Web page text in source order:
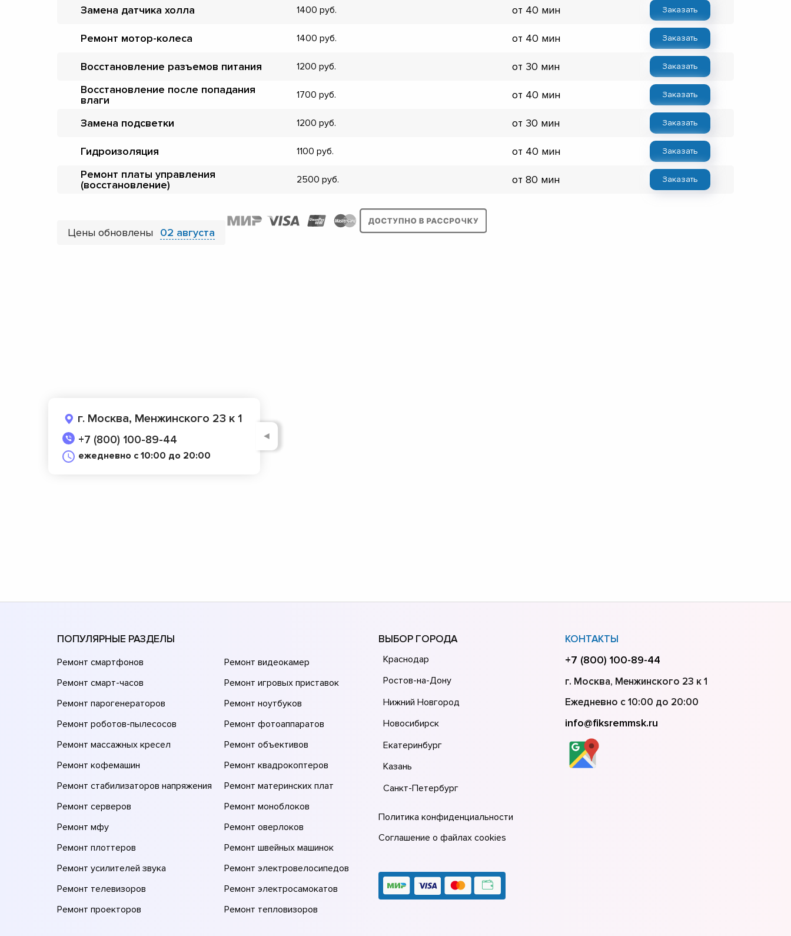
Замена датчика холла 1400 от 40 мин Заказать
Ремонт мотор-колеса 1400 от 40 мин Заказать
Восстановление разъемов питания 1200 от 30 мин Заказать
Восстановление после попадания
влаги
1700 от 40 мин Заказать
Замена подсветки 1200 от 30 мин Заказать
Гидроизоляция 1100 от 40 мин Заказать
Ремонт платы управления
(восстановление)
2500 от 80 мин Заказать
Цены обновлены 02 августа
г. Москва, Менжинского 23 к 1
+7 (800) 100-89-44
ежедневно с 10:00 до 20:00
◄
ПОПУЛЯРНЫЕ РАЗДЕЛЫ
Ремонт смартфонов
Ремонт смарт-часов
Ремонт парогенераторов
Ремонт роботов-пылесосов
Ремонт массажных кресел
Ремонт кофемашин
Ремонт стабилизаторов напряжения
Ремонт серверов
Ремонт мфу
Ремонт плоттеров
Ремонт усилителей звука
Ремонт телевизоров
Ремонт проекторов
Ремонт видеокамер
Ремонт игровых приставок
Ремонт ноутбуков
Ремонт фотоаппаратов
Ремонт объективов
Ремонт квадрокоптеров
Ремонт материнских плат
Ремонт моноблоков
Ремонт оверлоков
Ремонт швейных машинок
Ремонт электровелосипедов
Ремонт электросамокатов
Ремонт тепловизоров
ВЫБОР ГОРОДА
Краснодар
Ростов-на-Дону
Нижний Новгород
Новосибирск
Екатеринбург
Казань
Санкт-Петербург
Политика конфиденциальности
Соглашение о файлах cookies
КОНТАКТЫ
+7 (800) 100-89-44
г. Москва, Менжинского 23 к 1
Ежедневно с 10:00 до 20:00
info@fiksremmsk.ru
▼
▼